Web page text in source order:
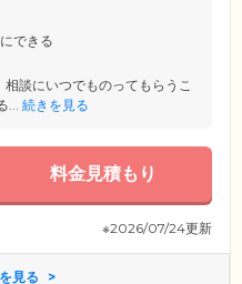
できる
談にいつでものってもらうこ
... 続きを見る
料金見積もり
※2026/07/24更新
見る